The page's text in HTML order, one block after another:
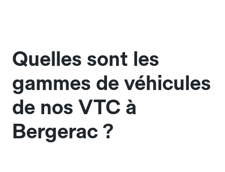
Quelles sont les
gammes de véhicules
de nos VTC à
Bergerac ?